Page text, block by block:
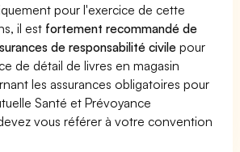
pour l'exercice de cette
il est fortement recommandé de
de responsabilité civile pour
de détail de livres en magasin
les assurances obligatoires pour
Santé et Prévoyance
vous référer à votre convention